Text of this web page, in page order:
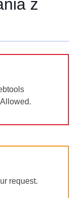
z
request.